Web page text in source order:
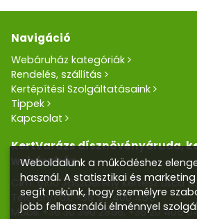
Navigáció
Webáruház kategóriák
Rendelés, szállítás
Kertépítési Szolgáltatásaink
Tippek
Kapcsolat
KertVarázs dísznövényáruda,
webáruház
Cím: 5100 Jászberény Kertész utca 5.
Telefon/Fax: +36 57 400 455
Mobil:+36 30 390 2856,+36 20 405
Weboldalunk a működéshez
használ. A statisztikai és
segít nekünk, hogy személyre
jobb felhasználói élménnyel